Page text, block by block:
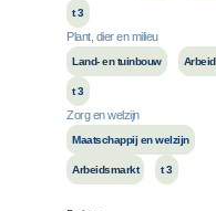
t 3
Plant, dier en milieu
Land- en tuinbouw
t 3
Zorg en welzijn
Maatschappij en welzijn
Arbeidsmarkt t 3